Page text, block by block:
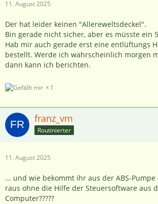
11. August 2025
Der hat leider keinen "Allereweltsdeckel".
Bin gerade nicht sicher, aber es müsste ein
Hab mir auch gerade erst eine entlüftungs
bestellt. Werde ich wahrscheinlich morgen
dann kann ich berichten.
1
franz_vm
Routinierter
11. August 2025
... und wie bekommt ihr aus der ABS-
raus ohne die Hilfe der Steuersoftware aus
Computer?????